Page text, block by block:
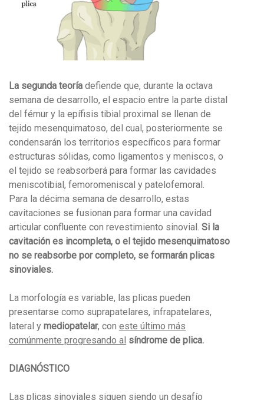
La segunda teoría defiende que, durante la octava
semana de desarrollo, el espacio entre la parte distal
del fémur y la epífisis tibial proximal se llenan de
tejido mesenquimatoso, del cual, posteriormente se
condensarán los territorios específicos para formar
estructuras sólidas, como ligamentos y meniscos, o
el tejido se reabsorberá para formar las cavidades
meniscotibial, femoromeniscal y patelofemoral.
Para la décima semana de desarrollo, estas
cavitaciones se fusionan para formar una cavidad
articular confluente con revestimiento sinovial. Si la
cavitación es incompleta, o el tejido mesenquimatoso
no se reabsorbe por completo, se formarán plicas
sinoviales.
La morfología es variable, las plicas pueden
presentarse como suprapatelares, infrapatelares,
lateral y mediopatelar, con este último más
comúnmente progresando al síndrome de plica.
DIAGNÓSTICO
Las plicas sinoviales siguen siendo un desafío